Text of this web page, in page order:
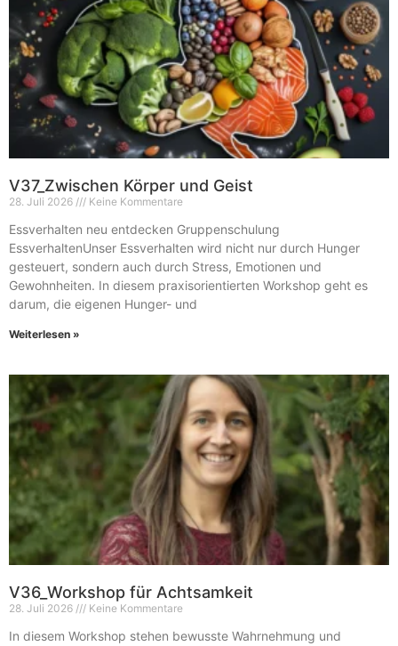
V37_Zwischen Körper und Geist
28. Juli 2026 Keine Kommentare
Essverhalten neu entdecken Gruppenschulung
EssverhaltenUnser Essverhalten wird nicht nur durch Hunger
gesteuert, sondern auch durch Stress, Emotionen und
Gewohnheiten. In diesem praxisorientierten Workshop geht es
darum, die eigenen Hunger- und
Weiterlesen »
V36_Workshop für Achtsamkeit
28. Juli 2026 Keine Kommentare
In diesem Workshop stehen bewusste Wahrnehmung und